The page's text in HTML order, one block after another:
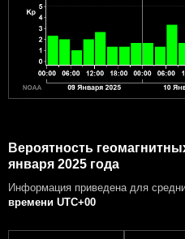
Вероятность
января 2025 года
Информация приведена для
времени UTC+00